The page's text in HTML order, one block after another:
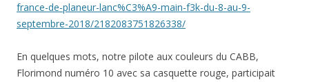
france-de-planeur-lanc%C3%A9-main-f3k-du-8-au-9-
septembre-2018/2182083751826338/
En quelques mots, notre pilote aux couleurs du CABB,
Florimond numéro 10 avec sa casquette rouge, participait